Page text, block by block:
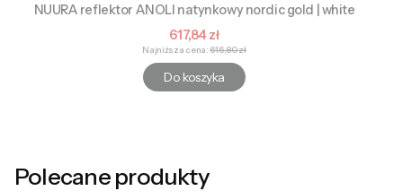
NUURA reflektor ANOLI natynkowy nordic gold | white
Cena promocyjna
617,84 zł
Najniższa cena: 616,80 zł
Do koszyka
Polecane produkty